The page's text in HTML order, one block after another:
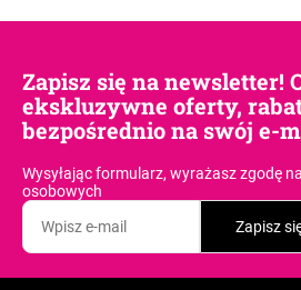
Zapisz się na newsletter!
ekskluzywne oferty,
bezpośrednio na swój e-
Wysyłając formularz, wyrażasz zgodę
osobowych
Zapisz